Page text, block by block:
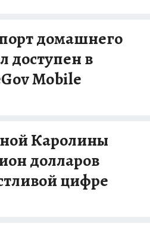
домашнего
доступен в
Mobile
Каролины
долларов
цифре